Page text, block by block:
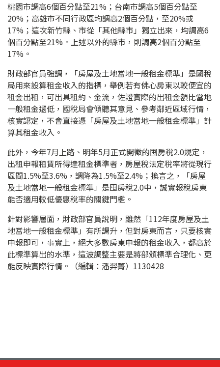
桃園市調高6個百分點至21%；台南市調高5個百分點至
20%；高雄市不同行政區均調高2個百分點，至20%或
17%；這次新竹縣、市從「其他縣市」獨立出來，均調高6
個百分點至21%。上述以外的縣市，則調高2個百分點至
17%。
財政部官員強調，「房屋及土地當地一般租金標準」是國稅
局用來設算租金收入的指標，舉例若有佛心房東以較便宜的
租金出租，可出具租約、金流，佐證實際的出租金額比當地
一般租金還低，國稅局會傾聽其意見、參考鄰近區域行情，
核實認定，不會直接憑「房屋及土地當地一般租金標準」計
算其租金收入。
此外，今年7月上路、明年5月正式開徵的囤房稅2.0規定，
出租申報租賃所得達租金標準者，房屋稅法定稅率將從現行
區間1.5%至3.6%，調降為1.5%至2.4%；換言之，「房屋
及土地當地一般租金標準」是囤房稅2.0中，誠實報稅房東
能否適用較低優惠稅率的關鍵門檻。
針對影響層面，財政部官員說明，雖然「112年度房屋及土
地當地一般租金標準」有所調升，但對房東而言，只要核實
申報即可，事實上，絕大多數房東申報的租金收入，都高於
此標準算出的水準，這波調整主要是將部頒標準合理化、更
能反映實際行情。（編輯：潘羿菁）1130428